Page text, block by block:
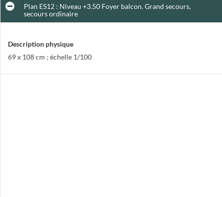
Plan ES12 : Niveau +3.50 Foyer balcon. Grand secours,
secours ordinaire
Description physique
69 x 108 cm ; échelle 1/100